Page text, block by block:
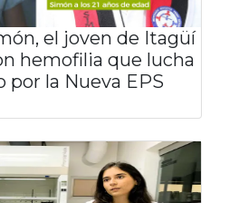
el joven de Itagüí
hemofilia que lucha
por la Nueva EPS